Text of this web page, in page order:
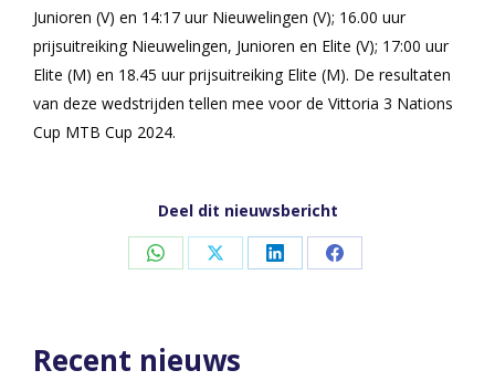
Junioren (V) en 14:17 uur Nieuwelingen (V); 16.00 uur
prijsuitreiking Nieuwelingen, Junioren en Elite (V); 17:00 uur
Elite (M) en 18.45 uur prijsuitreiking Elite (M). De resultaten
van deze wedstrijden tellen mee voor de Vittoria 3 Nations
Cup MTB Cup 2024.
Deel dit nieuwsbericht
Share Share Share Share
Recent nieuws